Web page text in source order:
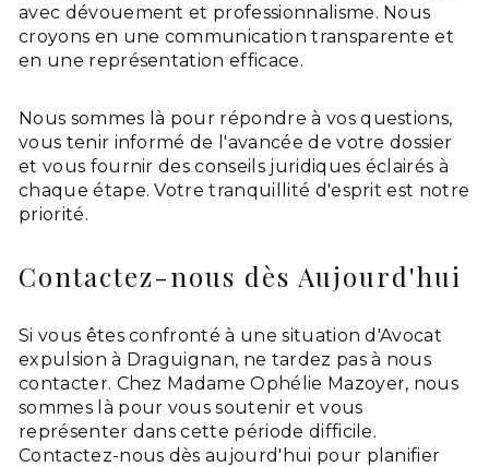
avec dévouement et professionnalisme. Nous
croyons en une communication transparente et
en une représentation efficace.
Nous sommes là pour répondre à vos questions,
vous tenir informé de l'avancée de votre dossier
et vous fournir des conseils juridiques éclairés à
chaque étape. Votre tranquillité d'esprit est notre
priorité.
Contactez-nous dès Aujourd'hui
Si vous êtes confronté à une situation d'Avocat
expulsion à Draguignan, ne tardez pas à nous
contacter. Chez Madame Ophélie Mazoyer, nous
sommes là pour vous soutenir et vous
représenter dans cette période difficile.
Contactez-nous dès aujourd'hui pour planifier